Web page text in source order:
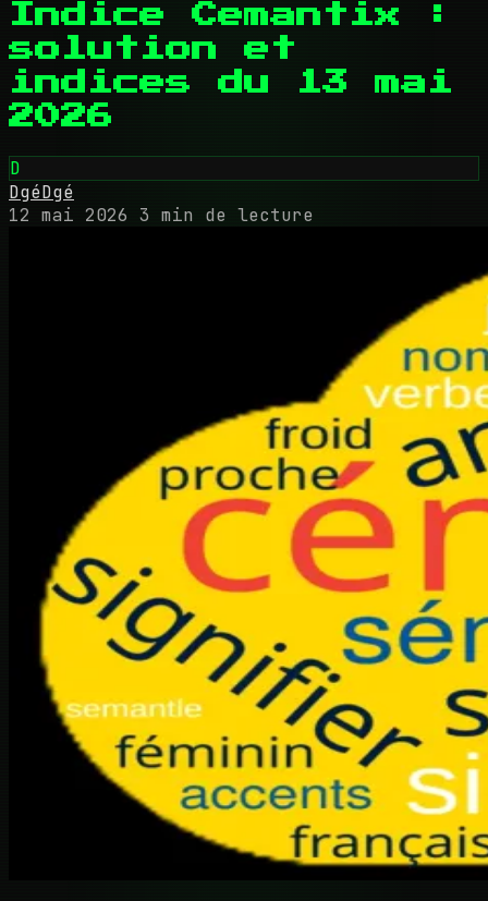
Indice Cemantix :
solution et
indices du 13 mai
2026
D
DgéDgé
12 mai 2026 3 min de lecture